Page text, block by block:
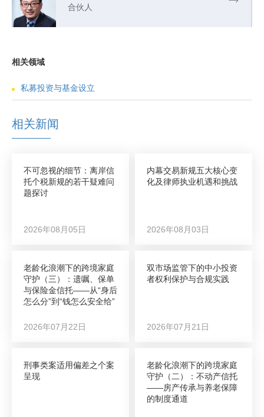
合伙人
相关领域
私募投资与基金设立
相关新闻
不可忽视的细节：离岸信
托个税新规的若干疑难问
题探讨
2026年08月05日
内幕交易新规五大核心变
化及律师执业机遇和挑战
2026年08月03日
老龄化浪潮下的跨境家庭
守护（三）：遗嘱、保单
与保险金信托——从“身后
怎么分”到“钱怎么安全给”
2026年07月22日
双市场监管下的中小投资
者权利保护与合规实践
2026年07月21日
刑事类案适用偏差之个案
呈现
老龄化浪潮下的跨境家庭
守护（二）：不动产信托
——房产传承与养老保障
的制度通道